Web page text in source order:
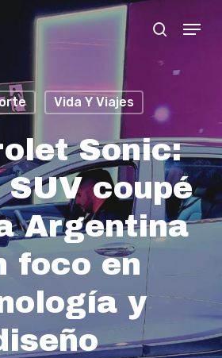
search
Menu
Vida Y Viajes
Sonic:
SUV coupé
Argentina
foco en
y